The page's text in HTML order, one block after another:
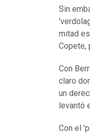
Sin
mitad
Copete,
Con
claro
un
levantó
Con el